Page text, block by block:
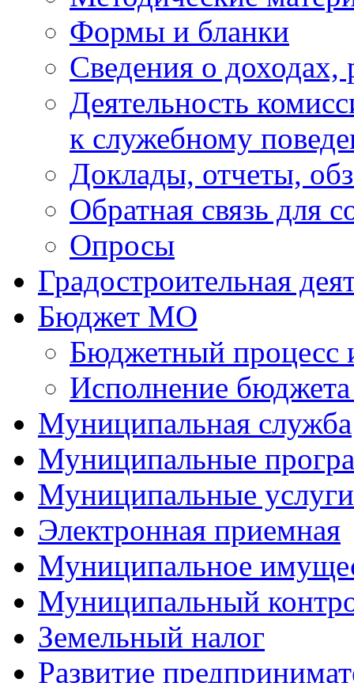
Формы и бланки
Сведения о доходах,
Деятельность
к служебному
Доклады, отчеты,
Обратная связь для
Опросы
Градостроительная
Бюджет МО
Бюджетный процесс
Исполнение
Муниципальная служба
Муниципальные
Муниципальные услуги
Электронная приемная
Муниципальное
Муниципальный
Земельный налог
Развитие